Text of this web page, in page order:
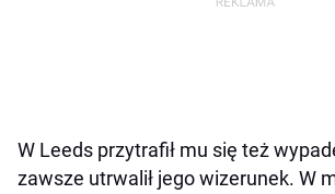
W Leeds przytrafił mu się też
zawsze utrwalił jego wizerunek. W